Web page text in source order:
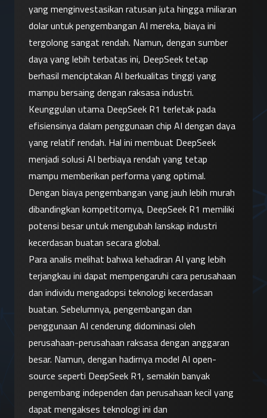
yang menginvestasikan ratusan juta hingga miliaran
dolar untuk pengembangan AI mereka, biaya ini
tergolong sangat rendah. Namun, dengan sumber
daya yang lebih terbatas ini, DeepSeek tetap
berhasil menciptakan AI berkualitas tinggi yang
mampu bersaing dengan raksasa industri.
Keunggulan utama DeepSeek R1 terletak pada
efisiensinya dalam penggunaan chip AI dengan daya
yang relatif rendah. Hal ini membuat DeepSeek
menjadi solusi AI berbiaya rendah yang tetap
mampu memberikan performa yang optimal.
Dengan biaya pengembangan yang jauh lebih murah
dibandingkan kompetitornya, DeepSeek R1 memiliki
potensi besar untuk mengubah lanskap industri
kecerdasan buatan secara global.
Para analis melihat bahwa kehadiran AI yang lebih
terjangkau ini dapat mempengaruhi cara perusahaan
dan individu mengadopsi teknologi kecerdasan
buatan. Sebelumnya, pengembangan dan
penggunaan AI cenderung didominasi oleh
perusahaan-perusahaan raksasa dengan anggaran
besar. Namun, dengan hadirnya model AI open-
source seperti DeepSeek R1, semakin banyak
pengembang independen dan perusahaan kecil yang
dapat mengakses teknologi ini dan